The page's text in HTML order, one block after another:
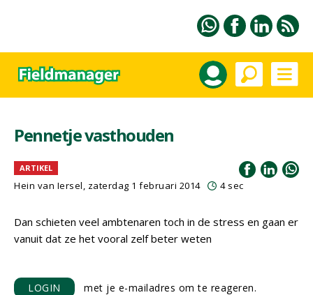
Pennetje vasthouden
ARTIKEL
Hein van Iersel, zaterdag 1 februari 2014 4 sec
Dan schieten veel ambtenaren toch in de stress en gaan er
vanuit dat ze het vooral zelf beter weten
LOGIN met je e-mailadres om te reageren.